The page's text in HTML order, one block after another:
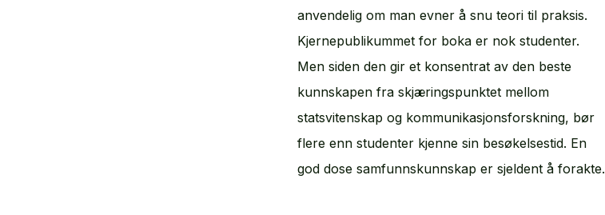
anvendelig om man evner å snu teori til praksis.
Kjernepublikummet for boka er nok studenter.
Men siden den gir et konsentrat av den beste
kunnskapen fra skjæringspunktet mellom
statsvitenskap og kommunikasjonsforskning, bør
flere enn studenter kjenne sin besøkelsestid. En
god dose samfunnskunnskap er sjeldent å forakte.